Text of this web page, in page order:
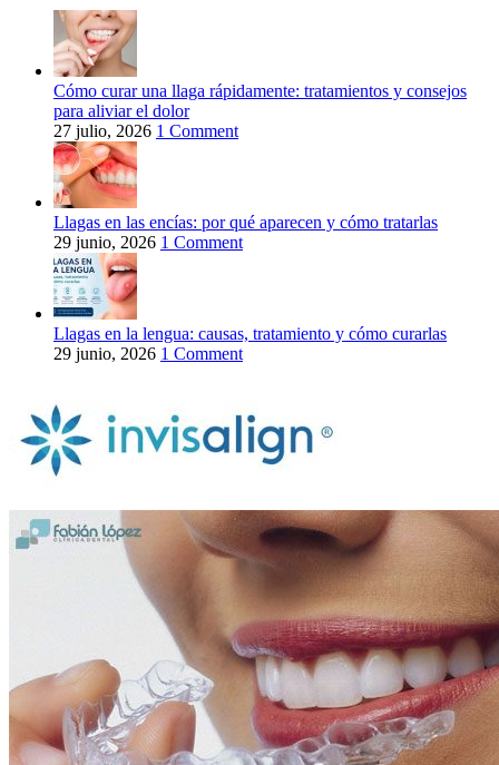
Cómo curar una llaga rápidamente: tratamientos y consejos
para aliviar el dolor
27 julio, 2026 1 Comment
Llagas en las encías: por qué aparecen y cómo tratarlas
29 junio, 2026 1 Comment
Llagas en la lengua: causas, tratamiento y cómo curarlas
29 junio, 2026 1 Comment